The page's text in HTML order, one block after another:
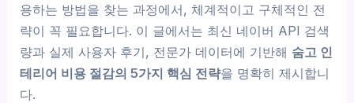
용하는 방법을 찾는 과정에서, 체계적이고 구체적인 전
략이 꼭 필요합니다. 이 글에서는 최신 네이버 API 검색
량과 실제 사용자 후기, 전문가 데이터에 기반해 숨고 인
테리어 비용 절감의 5가지 핵심 전략을 명확히 제시합니
다.